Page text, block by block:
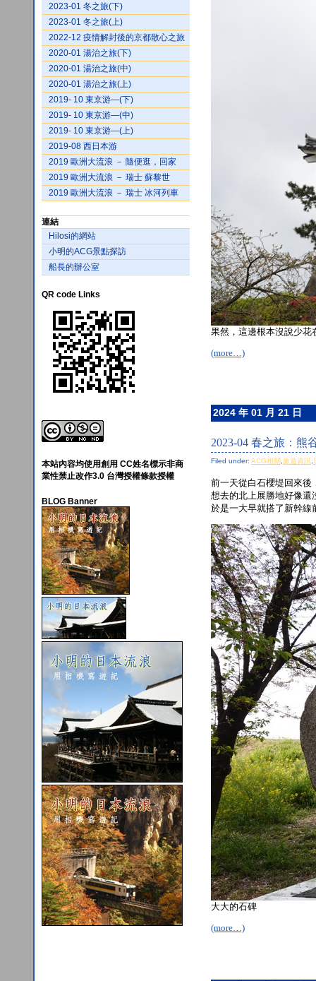
2023-01 冬之旅(下)
2023-01 冬之旅(上)
2022-12 疫情解封後的京都散心之旅
2020-01 湯治之旅(下)
2020-01 湯治之旅(中)
2020-01 湯治之旅(上)
2019- 10 東京游—(下)
2019- 10 東京游—(中)
2019- 10 東京游—(上)
2019-08 西日本游
2019 歐洲大流浪 － 隨便逛，回家
2019 歐洲大流浪 － 瑞士 蘇黎世
2019 歐洲大流浪 － 瑞士 冰河列車
連結
Hilosi的網站
小明的ACG景點探訪
船長的辦公室
QR code Links
本站內容均使用創用 CC姓名標示非商
業性禁止改作3.0 台灣授權條款授權
BLOG Banner
果然，這邊根本沒說少花
(more…)
2024 年 01 月 21 日
2023-04 春之旅：熊
Filed under: ACG相關 旅遊資訊
前一天從白石櫻堤回來後
想去的北上展勝地好像還
於是一大早就搭了新幹線
大大的石碑
(more…)